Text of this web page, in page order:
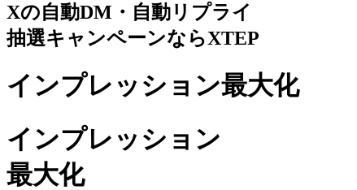
Xの自動DM・自動リプライ
抽選キャンペーンならXTEP
インプレッション最大化
インプレッション
最大化